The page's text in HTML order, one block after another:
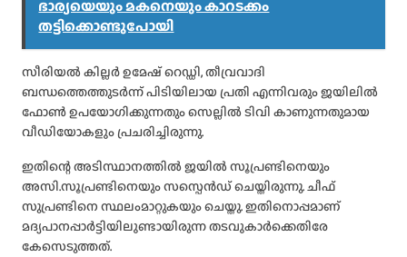
ഭാര്യയെയും മകനെയും കാറടക്കം
തട്ടിക്കൊണ്ടുപോയി
സീരിയൽ കില്ലർ ഉമേഷ് റെഡ്ഡി, തീവ്രവാദി
ബന്ധത്തെത്തുടർന്ന് പിടിയിലായ പ്രതി എന്നിവരും ജയിലിൽ
ഫോൺ ഉപയോഗിക്കുന്നതും സെല്ലിൽ ടിവി കാണുന്നതുമായ
വീഡിയോകളും പ്രചരിച്ചിരുന്നു.
ഇതിന്റെ അടിസ്ഥാനത്തിൽ ജയിൽ സൂപ്രണ്ടിനെയും
അസി.സൂപ്രണ്ടിനെയും സസ്പെൻഡ് ചെയ്തിരുന്നു. ചീഫ്
സുപ്രണ്ടിനെ സ്ഥലംമാറ്റുകയും ചെയ്തു. ഇതിനൊപ്പമാണ്
മദ്യപാനപ്പാർട്ടിയിലുണ്ടായിരുന്ന തടവുകാർക്കെതിരേ
കേസെടുത്തത്.